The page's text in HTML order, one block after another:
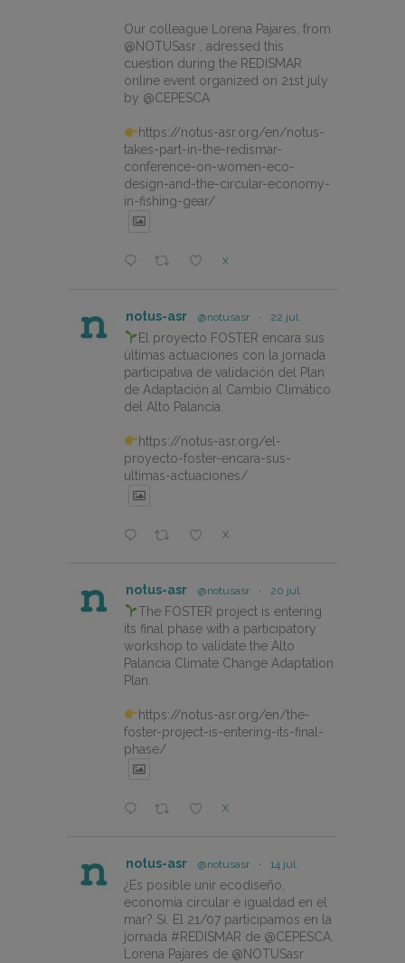
Our colleague Lorena Pajares, from
@NOTUSasr , adressed this
cuestion during the REDISMAR
online event organized on 21st july
by @CEPESCA
https://notus-asr.org/en/notus-
takes-part-in-the-redismar-
conference-on-women-eco-
design-and-the-circular-economy-
in-fishing-gear/
X
notus-asr @notusasr · 22 jul.
El proyecto FOSTER encara sus
últimas actuaciones con la jornada
participativa de validación del Plan
de Adaptación al Cambio Climático
del Alto Palancia.
https://notus-asr.org/el-
proyecto-foster-encara-sus-
ultimas-actuaciones/
X
notus-asr @notusasr · 20 jul.
The FOSTER project is entering
its final phase with a participatory
workshop to validate the Alto
Palancia Climate Change Adaptation
Plan.
https://notus-asr.org/en/the-
foster-project-is-entering-its-final-
phase/
X
notus-asr @notusasr · 14 jul.
¿Es posible unir ecodiseño,
economía circular e igualdad en el
mar? Sí. El 21/07 participamos en la
jornada #REDISMAR de @CEPESCA.
Lorena Pajares de @NOTUSasr